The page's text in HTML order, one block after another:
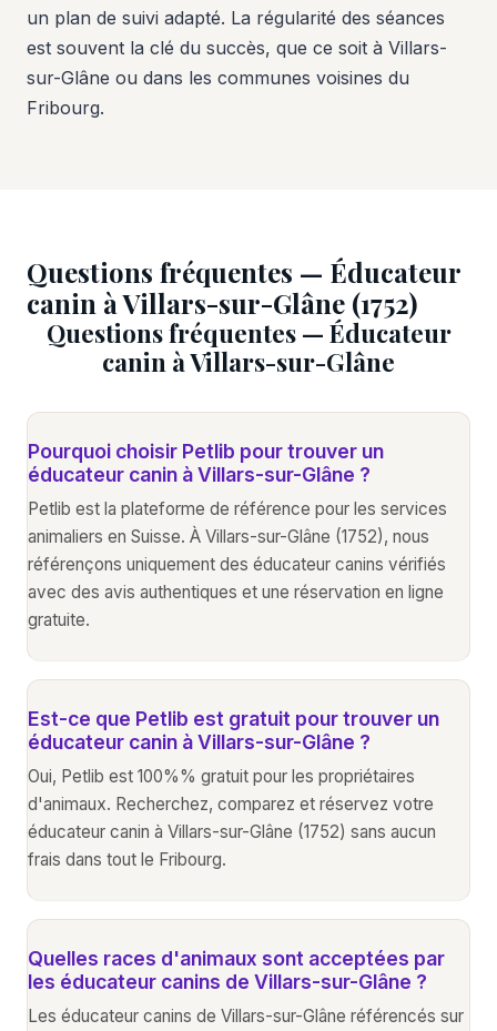
un plan de suivi adapté. La régularité des séances
est souvent la clé du succès, que ce soit à Villars-
sur-Glâne ou dans les communes voisines du
Fribourg.
Questions fréquentes — Éducateur
canin à Villars-sur-Glâne (1752)
Questions fréquentes — Éducateur
canin à Villars-sur-Glâne
Pourquoi choisir Petlib pour trouver un
éducateur canin à Villars-sur-Glâne ?
Petlib est la plateforme de référence pour les services
animaliers en Suisse. À Villars-sur-Glâne (1752), nous
référençons uniquement des éducateur canins vérifiés
avec des avis authentiques et une réservation en ligne
gratuite.
Est-ce que Petlib est gratuit pour trouver un
éducateur canin à Villars-sur-Glâne ?
Oui, Petlib est 100%% gratuit pour les propriétaires
d'animaux. Recherchez, comparez et réservez votre
éducateur canin à Villars-sur-Glâne (1752) sans aucun
frais dans tout le Fribourg.
Quelles races d'animaux sont acceptées par
les éducateur canins de Villars-sur-Glâne ?
Les éducateur canins de Villars-sur-Glâne référencés sur